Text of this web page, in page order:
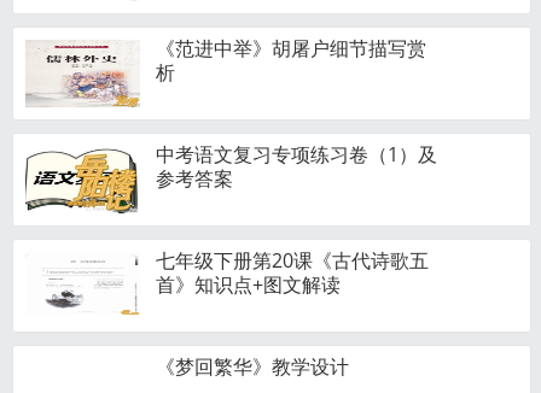
《范进中举》胡屠户细节描写赏
析
中考语文复习专项练习卷（1）及
参考答案
七年级下册第20课《古代诗歌五
首》知识点+图文解读
《梦回繁华》教学设计